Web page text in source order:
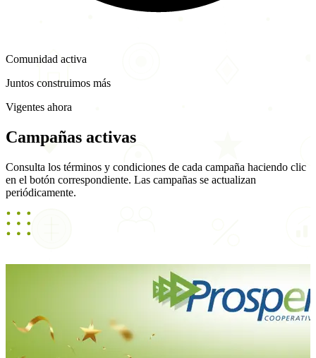
Comunidad activa
Juntos construimos más
Vigentes ahora
Campañas activas
Consulta los términos y condiciones de cada campaña haciendo clic
en el botón correspondiente. Las campañas se actualizan
periódicamente.